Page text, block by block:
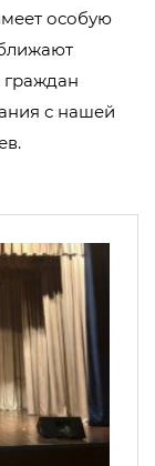
особую
граждан
с нашей